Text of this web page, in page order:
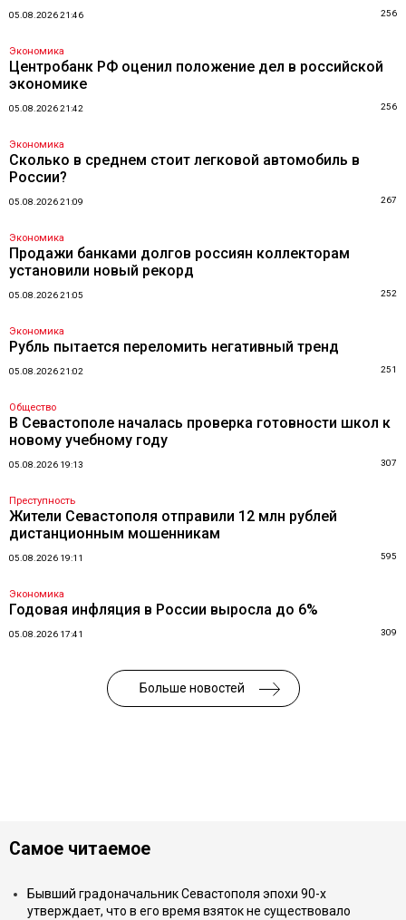
05.08.2026 21:46 256
Экономика
Центробанк РФ оценил положение дел в российской
экономике
05.08.2026 21:42 256
Экономика
Сколько в среднем стоит легковой автомобиль в
России?
05.08.2026 21:09 267
Экономика
Продажи банками долгов россиян коллекторам
установили новый рекорд
05.08.2026 21:05 252
Экономика
Рубль пытается переломить негативный тренд
05.08.2026 21:02 251
Общество
В Севастополе началась проверка готовности школ к
новому учебному году
05.08.2026 19:13 307
Преступность
Жители Севастополя отправили 12 млн рублей
дистанционным мошенникам
05.08.2026 19:11 595
Экономика
Годовая инфляция в России выросла до 6%
05.08.2026 17:41 309
Больше новостей
Самое читаемое
Бывший градоначальник Севастополя эпохи 90-х
утверждает, что в его время взяток не существовало